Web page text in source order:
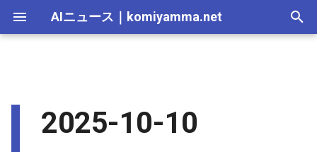
AIニュース komiyamma.net
2026-07-16
AI 総合｜2025年 2025-12-30
2026-07-16
生成AI｜2025年 2025-12-30
2026-07-05
2026-07-10
2026-07-05
エディタ－｜2025年 2025-12-21
2026-07-05
2026-07-05
MCP｜2025年 2025-12-21
2026-07-16
る過去24時間の情報まとめ
2026-07-05
Adobe Firefly｜2025年 2025-12-21
2026-07-05
2026-07-05
2026-07-16
Veo｜2025年 2025-12-30
2026-07-05
Suno｜2025年 2025-12-21
2026-07-15
2026-07-04
2026-07-04
2026-07-15
2026-07-05
2025-10-10